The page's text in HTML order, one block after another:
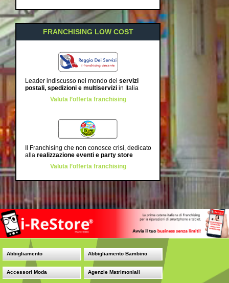
FRANCHISING LOW COST
Leader indiscusso nel mondo dei servizi
postali, spedizioni e multiserviziin Italia
Valuta l’offerta franchising
Il Franchising che non conosce crisi, dedicato
alla realizzazione eventi e party store
Valuta l’offerta franchising
Abbigliamento Abbigliamento Bambino
Accessori Moda Agenzie Matrimoniali